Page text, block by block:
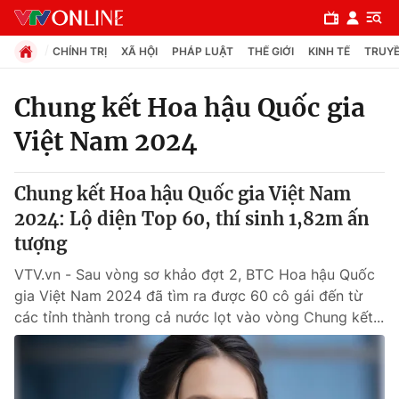
Chuyên mục
Chính trị
Xã hội
Pháp luật
Y tế
CHÍNH TRỊ XÃ HỘI PHÁP LUẬT THẾ GIỚI KINH TẾ
Chung kết Hoa hậu Quốc gia
Việt Nam 2024
Chung kết Hoa hậu Quốc gia Việt Nam
2024: Lộ diện Top 60, thí sinh 1,82m ấn
tượng
VTV.vn - Sau vòng sơ khảo đợt 2, BTC Hoa hậu Quốc
gia Việt Nam 2024 đã tìm ra được 60 cô gái đến từ
các tỉnh thành trong cả nước lọt vào vòng Chung kết...